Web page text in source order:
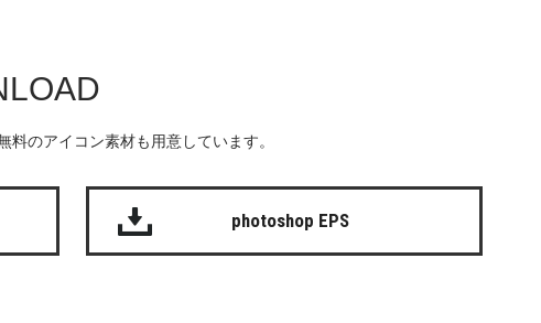
のアイコン素材も用意しています。
photoshop EPS